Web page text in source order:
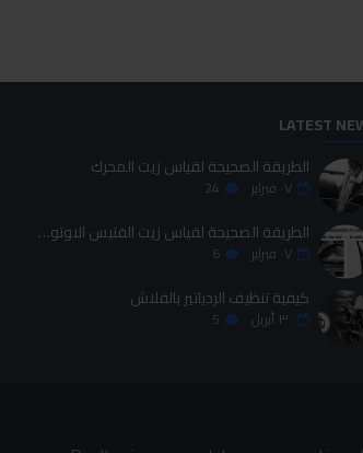
LATEST
الطريقة الصحيحة لقياس زيت المحرك
٠٧ فبراير 24
الطريقة الصحيحة لقياس زيت الفتيس الاوتوماتيك
٠٧ فبراير 6
كيفية تنظيف الردياتير بالفلاش
٣٠ أبريل 5